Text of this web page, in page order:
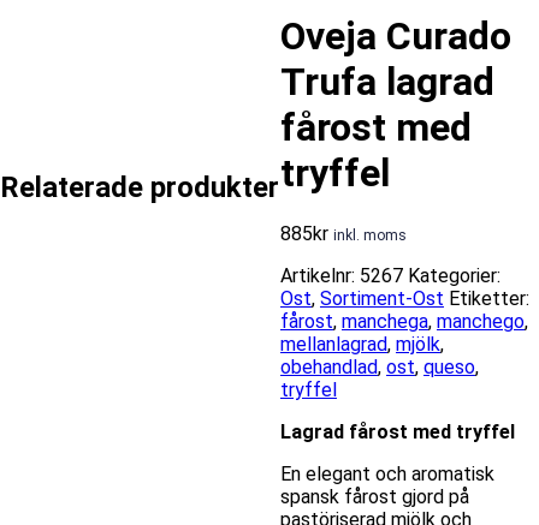
Oveja Curado
Trufa lagrad
fårost med
tryffel
885kr inkl. moms
Artikelnr: 5267 Kategorier:
Ost, Sortiment-Ost Etiketter:
fårost, manchega, manchego,
mellanlagrad, mjölk,
obehandlad, ost, queso,
tryffel
Lagrad fårost med tryffel
En elegant och aromatisk
spansk fårost gjord på
pastöriserad mjölk och
Relaterade produkter